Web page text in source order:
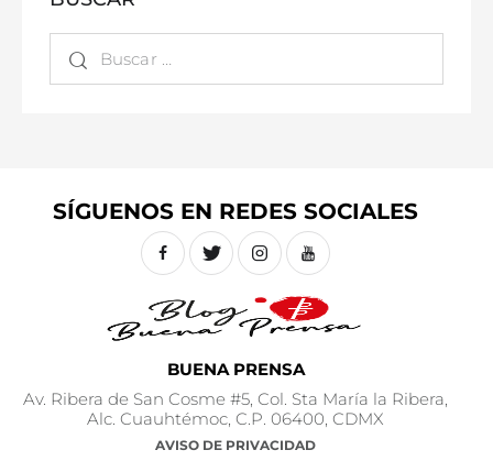
BUENA PRENSA
Av. Ribera de San Cosme #5, Col. Sta María la Ribera,
Alc. Cuauhtémoc, C.P. 06400, CDMX
AVISO DE PRIVACIDAD
SÍGUENOS EN REDES SOCIALES